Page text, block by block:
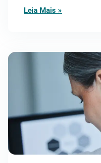
Leia Mais »